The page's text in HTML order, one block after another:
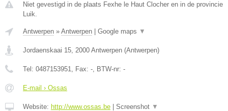
Niet gevestigd in de plaats Fexhe le Haut Clocher en in de provincie
Luik.
Antwerpen » Antwerpen Google maps ▼
Jordaenskaai 15, 2000 Antwerpen (Antwerpen)
Tel: 0487153951, Fax: -, BTW-nr: -
E-mail › Ossas
Website: http://www.ossas.be Screenshot ▼